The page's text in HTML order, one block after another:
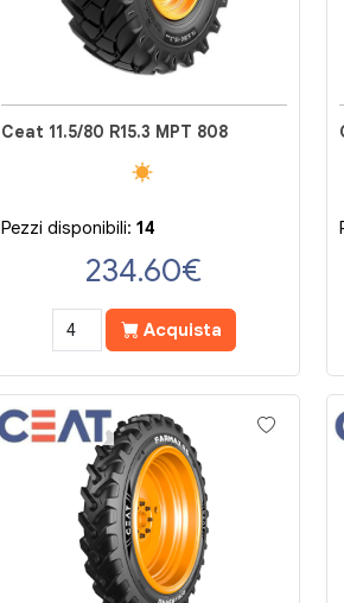
Ceat 11.5/80 R15.3 MPT 808
Pezzi disponibili:14
234.60€
Acquista